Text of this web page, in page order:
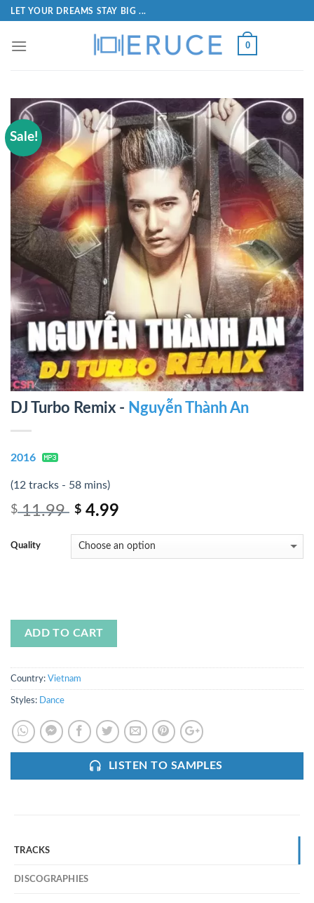
LET YOUR DREAMS STAY BIG ...
0
Sale!
DJ Turbo Remix - Nguyễn Thành An
2016
(12 tracks - 58 mins)
$11.99 $ 4.99
Quality
ADD TO CART
Country: Vietnam
Styles: Dance
LISTEN TO SAMPLES
TRACKS
DISCOGRAPHIES